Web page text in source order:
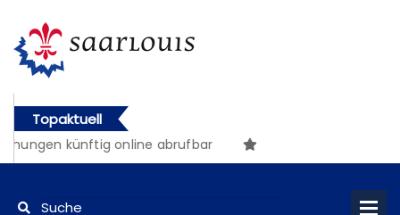
Topaktuell
künftig online abrufbar